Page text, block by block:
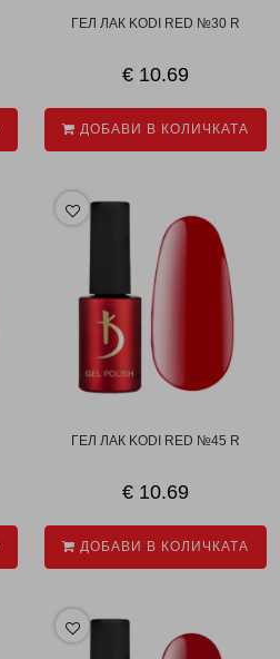
ГЕЛ ЛАК KODI RED №30 R
€ 10.69
ДОБАВИ В КОЛИЧКАТА
ГЕЛ ЛАК KODI RED №45 R
€ 10.69
ДОБАВИ В КОЛИЧКАТА